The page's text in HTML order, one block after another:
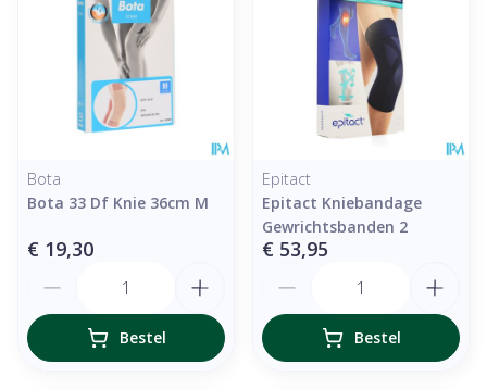
Bota
Bota 33 Df Knie 36cm M
€ 19,30
Bestel
Epitact
Epitact Kniebandage
Gewrichtsbanden 2
€ 53,95
Bestel